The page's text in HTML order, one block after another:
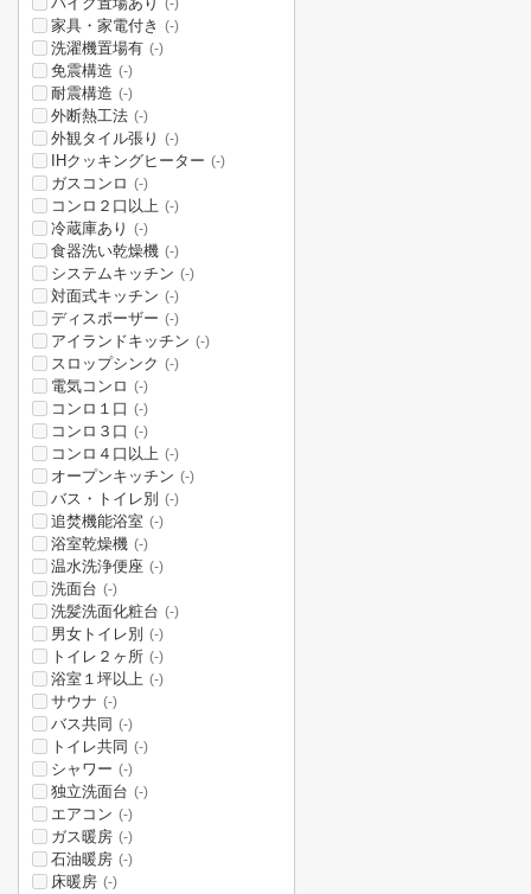
(-)
家具・家電付き (-)
洗濯機置場有 (-)
免震構造 (-)
耐震構造 (-)
外断熱工法 (-)
外観タイル張り (-)
IHクッキングヒーター (-)
ガスコンロ (-)
コンロ２口以上 (-)
冷蔵庫あり (-)
食器洗い乾燥機 (-)
システムキッチン (-)
対面式キッチン (-)
ディスポーザー (-)
アイランドキッチン (-)
スロップシンク (-)
電気コンロ (-)
コンロ１口 (-)
コンロ３口 (-)
コンロ４口以上 (-)
オープンキッチン (-)
バス・トイレ別 (-)
追焚機能浴室 (-)
浴室乾燥機 (-)
温水洗浄便座 (-)
洗面台 (-)
洗髪洗面化粧台 (-)
男女トイレ別 (-)
トイレ２ヶ所 (-)
浴室１坪以上 (-)
サウナ (-)
バス共同 (-)
トイレ共同 (-)
シャワー (-)
独立洗面台 (-)
エアコン (-)
ガス暖房 (-)
石油暖房 (-)
床暖房 (-)